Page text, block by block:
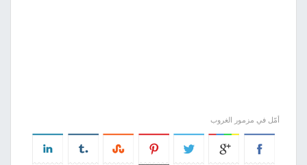
أمّل في مزمور الغروب